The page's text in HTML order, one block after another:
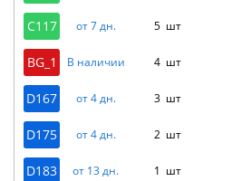
C117 от 7 дн. 5 шт
BG_1 В наличии 4 шт
D167 от 4 дн. 3 шт
D175 от 4 дн. 2 шт
D183 от 13 дн. 1 шт